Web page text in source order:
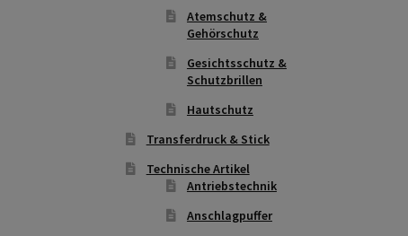
Atemschutz &
Gehörschutz
Gesichtsschutz &
Schutzbrillen
Hautschutz
Transferdruck & Stick
Technische Artikel
Antriebstechnik
Anschlagpuffer